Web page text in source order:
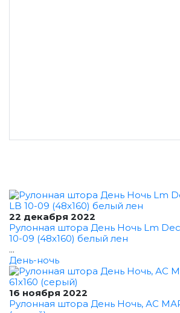
22 декабря 2022
Рулонная штора День Ночь Lm
10-09 (48x160) белый лен
...
День-ночь
16 ноября 2022
Рулонная штора День Ночь, АС